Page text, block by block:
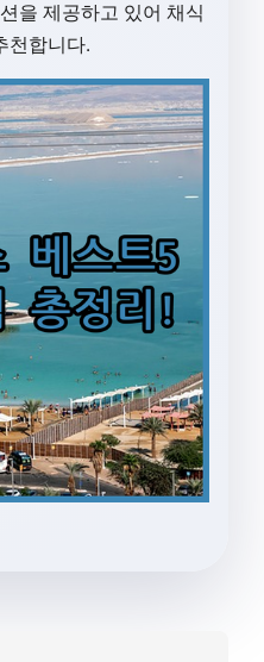
을 제공하고 있어 채식
천합니다.